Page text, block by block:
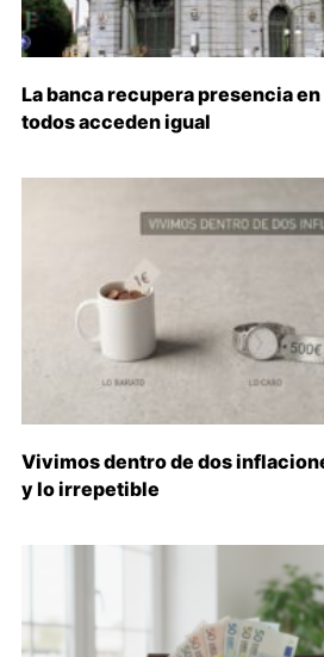
La banca recupera presencia
todos acceden igual
Vivimos dentro de dos
y lo irrepetible